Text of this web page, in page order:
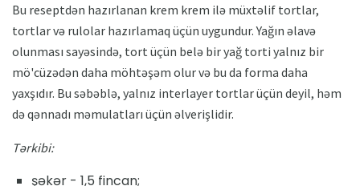
Bu reseptdən hazırlanan krem ​​krem ​​ilə müxtəlif tortlar,
tortlar və rulolar hazırlamaq üçün uygundur. Yağın əlavə
olunması sayəsində, tort üçün belə bir yağ torti yalnız bir
mö'cüzədən daha möhtəşəm olur və bu da forma daha
yaxşıdır. Bu səbəblə, yalnız interlayer tortlar üçün deyil, həm
də qənnadı məmulatları üçün əlverişlidir.
Tərkibi:
şəkər - 1,5 fincan;